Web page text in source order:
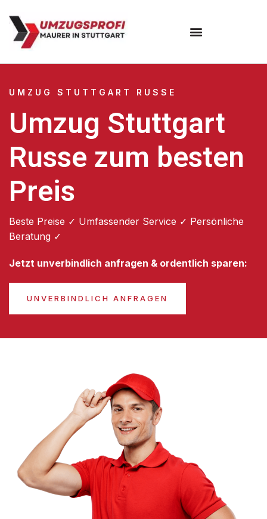
UMZUG STUTTGART RUSSE
Umzug Stuttgart
Russe zum besten
Preis
Beste Preise ✓ Umfassender Service ✓ Persönliche
Beratung ✓
Jetzt unverbindlich anfragen & ordentlich sparen:
UNVERBINDLICH ANFRAGEN